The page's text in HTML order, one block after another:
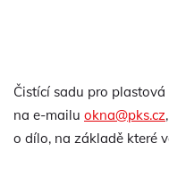
Čistící sadu pro
na e-mailu okna@pks.cz
o dílo, na základě které